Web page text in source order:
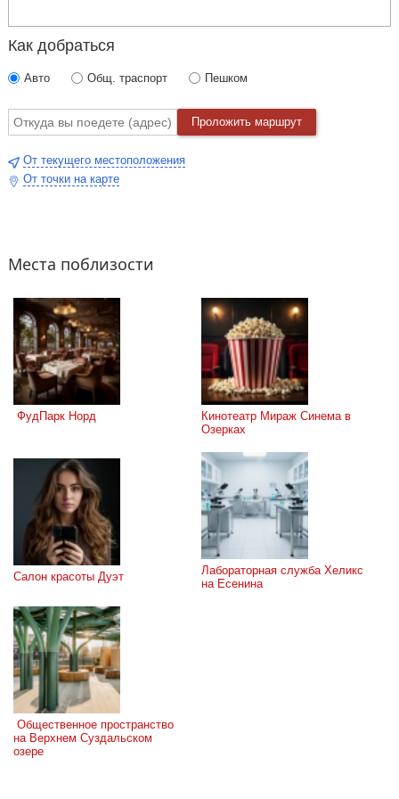
Как добраться
Авто Общ. траспорт Пешком
Проложить маршрут
От текущего местоположения
От точки на карте
Места поблизости
ФудПарк Норд
Кинотеатр Мираж Синема в
Озерках
Салон красоты Дуэт
Лабораторная служба Хеликс
на Есенина
на Верхнем Суздальском
озере